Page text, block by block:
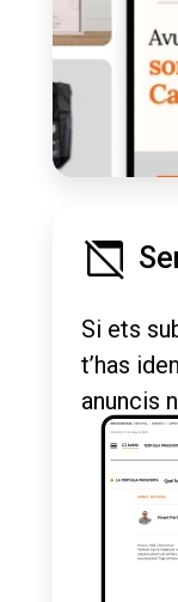
Si ets
t’has
anuncis